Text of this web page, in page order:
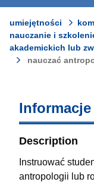
umiejętności
nauczanie i
akademickich lub
nauczać
Description
Instruować
antropologii lub